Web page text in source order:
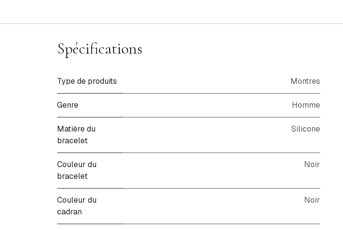
Spécifications
Type de produits Montres
Genre Homme
Matière du
bracelet
Silicone
Couleur du
bracelet
Noir
Couleur du
cadran
Noir